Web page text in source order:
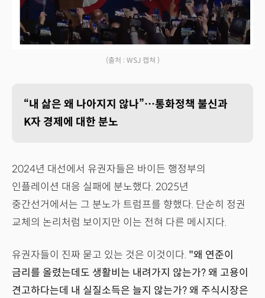
(출처 : WSJ 캡쳐 )
“내 삶은 왜 나아지지 않나”…통화정책 불신과
K자 경제에 대한 분노
2024년 대선에서 유권자들은 바이든 행정부의
인플레이션 대응 실패에 분노했다. 2025년
중간선거에서는 그 분노가 트럼프를 향했다. 단순히 정권
교체의 논리처럼 보이지만 이는 전혀 다른 메시지다.
유권자들이 진짜 묻고 있는 것은 이것이다. "왜 연준이
금리를 올렸는데도 생활비는 내려가지 않는가? 왜 고용이
견고하다는데 내 실질소득은 늘지 않는가? 왜 주식시장은